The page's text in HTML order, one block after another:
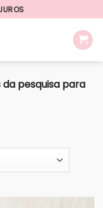
da pesquisa para